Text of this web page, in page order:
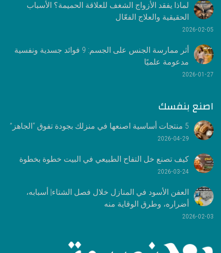
لماذا يفقد الأزواج الشغف للعلاقة الحميمة؟ الأسباب
الحقيقية والعلاج الفعّال
2026-02-05
أثر ممارسة الجنس على الجسم: 9 فوائد جسدية ونفسية
مدعومة علميًا
2026-01-27
اصنع بنفسك
5 منتجات أساسية اصنعها في منزلك بجودة تفوق “الجاهز”
2026-04-29
كيف تصنع خل التفاح الطبيعي في البيت خطوة بخطوة
2026-03-24
العفن الأسود في المنازل خلال فصل الشتاء| أسبابه،
أضراره، وطرق الوقاية منه
2026-02-03